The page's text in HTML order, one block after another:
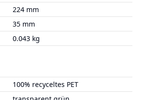
224 mm
35 mm
0.043 kg
100% recyceltes PET